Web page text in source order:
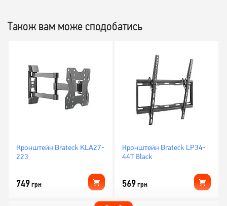
Також вам може сподобатись
Кронштейн Brateck KLA27-
223
749грн
Кронштейн Brateck LP34-
44T Black
569грн